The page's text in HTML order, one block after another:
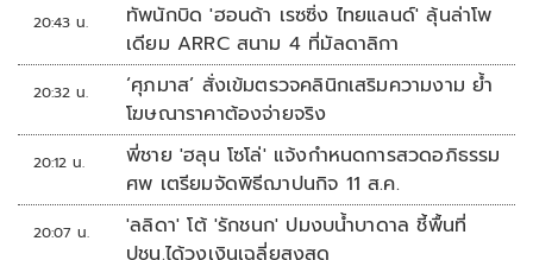
20:43 น.
ทัพนักบิด 'ฮอนด้า เรซซิ่ง ไทยแลนด์' ลุ้นล่าโพ
เดียม ARRC สนาม 4 ที่มัลดาลิกา
20:32 น.
‘ศุภมาส’ สั่งเข้มตรวจคลินิกเสริมความงาม ย้ำ
โฆษณาราคาต้องจ่ายจริง
20:12 น.
พี่ชาย 'ฮลุน โซโล่' แจ้งกำหนดการสวดอภิธรรม
ศพ เตรียมจัดพิธีฌาปนกิจ 11 ส.ค.
20:07 น.
'ลลิดา' โต้ 'รักชนก' ปมงบน้ำบาดาล ชี้พื้นที่
ปชน.ได้วงเงินเฉลี่ยสูงสุด